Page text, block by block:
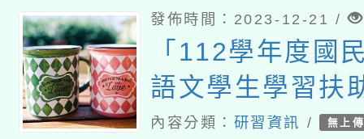
計畫
發佈時間：2023-12-21 /
「112學年度國
語文學生學習扶
習」臺中及高雄
內容分類： 研習資訊 / 無上